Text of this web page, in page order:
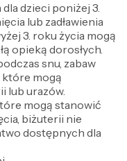
dzieci poniżej 3.
lub zadławienia
3. roku życia mogą
opieką dorosłych.
snu, zabaw
mogą
lub urazów.
mogą stanowić
biżuterii nie
dostępnych dla